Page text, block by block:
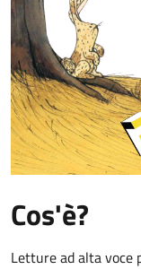
Cos'è?
Letture ad alta voce